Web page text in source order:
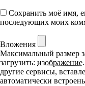
Сохранить моё имя,
последующих моих
Вложения
Максимальный размер
загрузить: изображение.
другие сервисы,
автоматически